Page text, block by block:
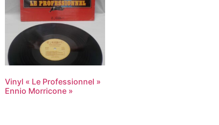
Vinyl « Le Professionnel »
Ennio Morricone »